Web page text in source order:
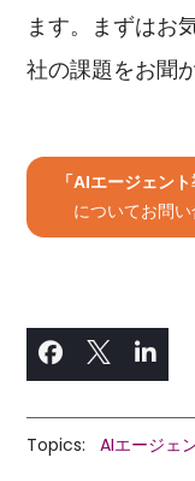
ます。まずはお
社の課題をお聞
Topics: AIエージェ